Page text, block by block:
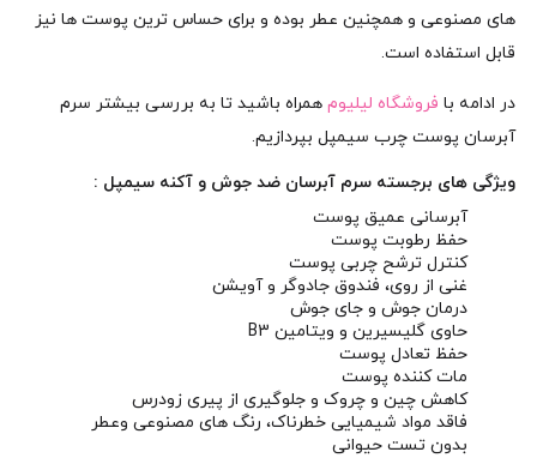
های مصنوعی و همچنین عطر بوده و برای حساس ترین پوست ها نیز
قابل استفاده است.
در ادامه با فروشگاه لیلیوم همراه باشید تا به بررسی بیشتر سرم
آبرسان پوست چرب سیمپل بپردازیم.
ویژگی های برجسته سرم آبرسان ضد جوش و آکنه سیمپل :
آبرسانی عمیق پوست
حفظ رطوبت پوست
کنترل ترشح چربی پوست
غنی از روی، فندوق جادوگر و آویشن
درمان جوش و جای جوش
حاوی گلیسیرین و ویتامین B3
حفظ تعادل پوست
مات کننده پوست
کاهش چین و چروک و جلوگیری از پیری زودرس
فاقد مواد شیمیایی خطرناک، رنگ های مصنوعی وعطر
بدون تست حیوانی